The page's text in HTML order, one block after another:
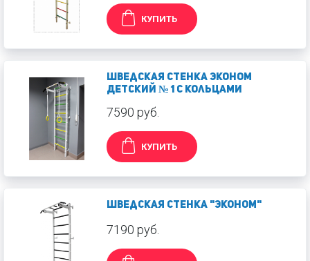
КУПИТЬ
Шведская стенка Эконом
Детский № 1 с кольцами
7590 руб.
КУПИТЬ
Шведская стенка "Эконом"
7190 руб.